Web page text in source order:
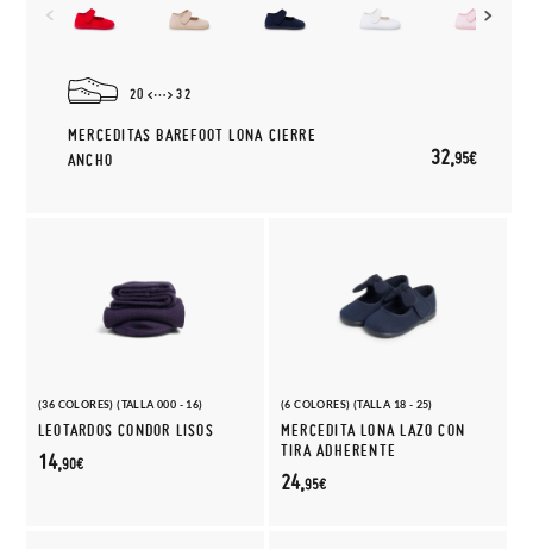
20 32
MERCEDITAS BAREFOOT LONA CIERRE
ANCHO
32,95€
(36 COLORES) (TALLA 000 - 16)
LEOTARDOS CONDOR LISOS
14,90€
(6 COLORES) (TALLA 18 - 25)
MERCEDITA LONA LAZO CON
TIRA ADHERENTE
24,95€